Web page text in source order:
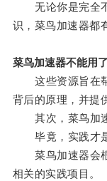
无论你是完全不
识，菜鸟加速器都
菜鸟加速器不能用了
这些资源旨在帮
背后的原理，并提
其次，菜鸟加速
毕竟，实践才是
菜鸟加速器会根
相关的实践项目。